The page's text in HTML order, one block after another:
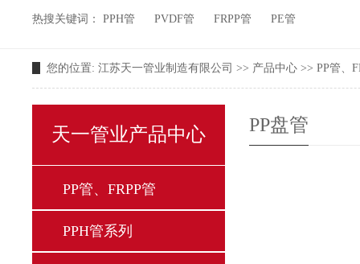
热搜关键词： PPH管 PVDF管 FRPP管 PE管
您的位置: 江苏天一管业制造有限公司 >> 产品中心 >> PP管、
天一管业产品中心
PP管、FRPP管
PPH管系列
PP盘管